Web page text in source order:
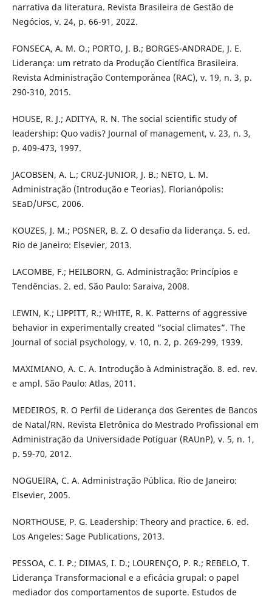
narrativa da literatura. Revista Brasileira de Gestão de
Negócios, v. 24, p. 66-91, 2022.
FONSECA, A. M. O.; PORTO, J. B.; BORGES-ANDRADE, J. E.
Liderança: um retrato da Produção Científica Brasileira.
Revista Administração Contemporânea (RAC), v. 19, n. 3, p.
290-310, 2015.
HOUSE, R. J.; ADITYA, R. N. The social scientific study of
leadership: Quo vadis? Journal of management, v. 23, n. 3,
p. 409-473, 1997.
JACOBSEN, A. L.; CRUZ-JUNIOR, J. B.; NETO, L. M.
Administração (Introdução e Teorias). Florianópolis:
SEaD/UFSC, 2006.
KOUZES, J. M.; POSNER, B. Z. O desafio da liderança. 5. ed.
Rio de Janeiro: Elsevier, 2013.
LACOMBE, F.; HEILBORN, G. Administração: Princípios e
Tendências. 2. ed. São Paulo: Saraiva, 2008.
LEWIN, K.; LIPPITT, R.; WHITE, R. K. Patterns of aggressive
behavior in experimentally created “social climates”. The
Journal of social psychology, v. 10, n. 2, p. 269-299, 1939.
MAXIMIANO, A. C. A. Introdução à Administração. 8. ed. rev.
e ampl. São Paulo: Atlas, 2011.
MEDEIROS, R. O Perfil de Liderança dos Gerentes de Bancos
de Natal/RN. Revista Eletrônica do Mestrado Profissional em
Administração da Universidade Potiguar (RAUnP), v. 5, n. 1,
p. 59-70, 2012.
NOGUEIRA, C. A. Administração Pública. Rio de Janeiro:
Elsevier, 2005.
NORTHOUSE, P. G. Leadership: Theory and practice. 6. ed.
Los Angeles: Sage Publications, 2013.
PESSOA, C. I. P.; DIMAS, I. D.; LOURENÇO, P. R.; REBELO, T.
Liderança Transformacional e a eficácia grupal: o papel
mediador dos comportamentos de suporte. Estudos de